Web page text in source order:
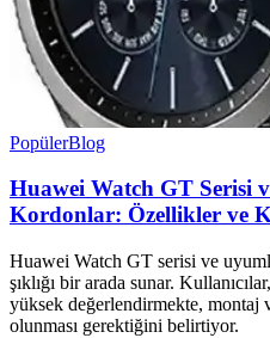
PopülerBlog
Huawei Watch GT Serisi
Kordonlar: Özellikler ve
Huawei Watch GT serisi ve
şıklığı bir arada sunar.
yüksek değerlendirmekte, montaj
olunması gerektiğini belirtiyor.